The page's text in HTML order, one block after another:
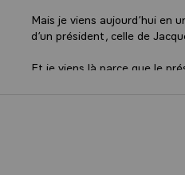
Mais je viens aujourd’hui en
d’un président, celle de
Et je viens là parce que le
Alors nous sommes là, je